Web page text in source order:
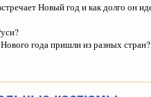
Новый год и как долго он
года пришли из разных стран?